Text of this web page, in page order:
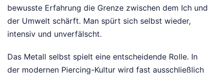
bewusste Erfahrung die Grenze zwischen dem Ich und
der Umwelt schärft. Man spürt sich selbst wieder,
intensiv und unverfälscht.
Das Metall selbst spielt eine entscheidende Rolle. In
der modernen Piercing-Kultur wird fast ausschließlich